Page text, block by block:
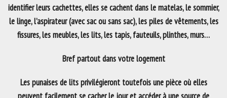
identifier leurs cachettes, elles se cachent dans le matelas, le sommier,
le linge, l’aspirateur (avec sac ou sans sac), les piles de vêtements, les
fissures, les meubles, les lits, les tapis, fauteuils, plinthes, murs…
Bref partout dans votre logement
Les punaises de lits privilégieront toutefois une pièce où elles